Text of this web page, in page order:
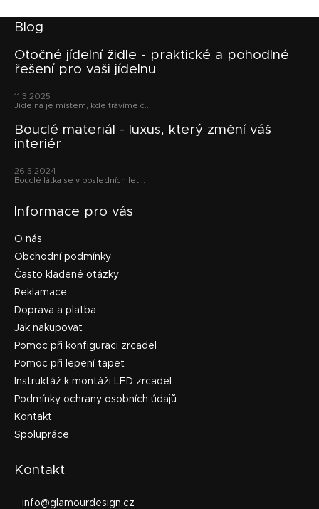
Blog
Otočné jídelní židle - praktické a pohodlné
řešení pro vaši jídelnu
11.3.2025
Jídelna je místem, kde trávíme č...
Bouclé materiál - luxus, který změní váš
interiér
26.5.2024
Bouclé látka se v posledních let...
Informace pro vás
O nás
Obchodní podmínky
Často kladené otázky
Reklamace
Doprava a platba
Jak nakupovat
Pomoc při konfiguraci zrcadel
Pomoc při lepení tapet
Instruktáž k montáži LED zrcadel
Podmínky ochrany osobních údajů
Kontakt
Spolupráce
Kontakt
info@glamourdesign.cz